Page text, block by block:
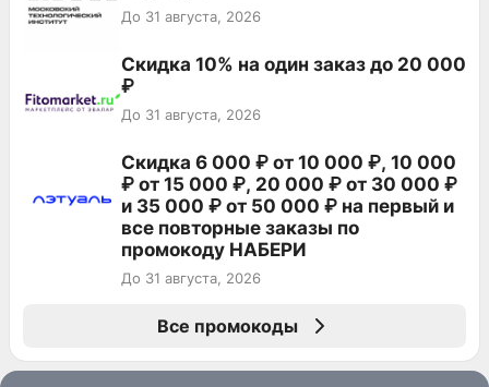
До 31 августа, 2026
Скидка 10% на один заказ до 20 000
₽
До 31 августа, 2026
Скидка 6 000 ₽ от 10 000 ₽, 10 000
₽ от 15 000 ₽, 20 000 ₽ от 30 000 ₽
и 35 000 ₽ от 50 000 ₽ на первый и
все повторные заказы по
промокоду НАБЕРИ
До 31 августа, 2026
Все промокоды